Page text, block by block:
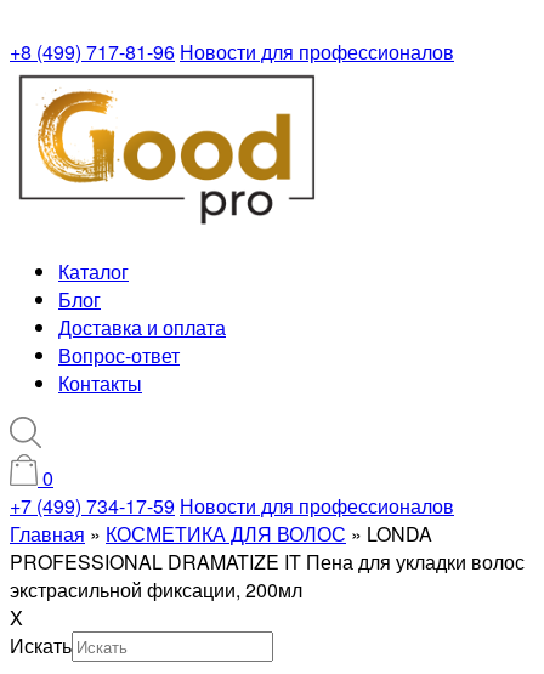
+8 (499) 717-81-96 Новости для профессионалов
Каталог
Блог
Доставка и оплата
Вопрос-ответ
Контакты
0
+7 (499) 734-17-59 Новости для профессионалов
Главная » КОСМЕТИКА ДЛЯ ВОЛОС » LONDA
PROFESSIONAL DRAMATIZE IT Пена для укладки волос
экстрасильной фиксации, 200мл
X
Искать